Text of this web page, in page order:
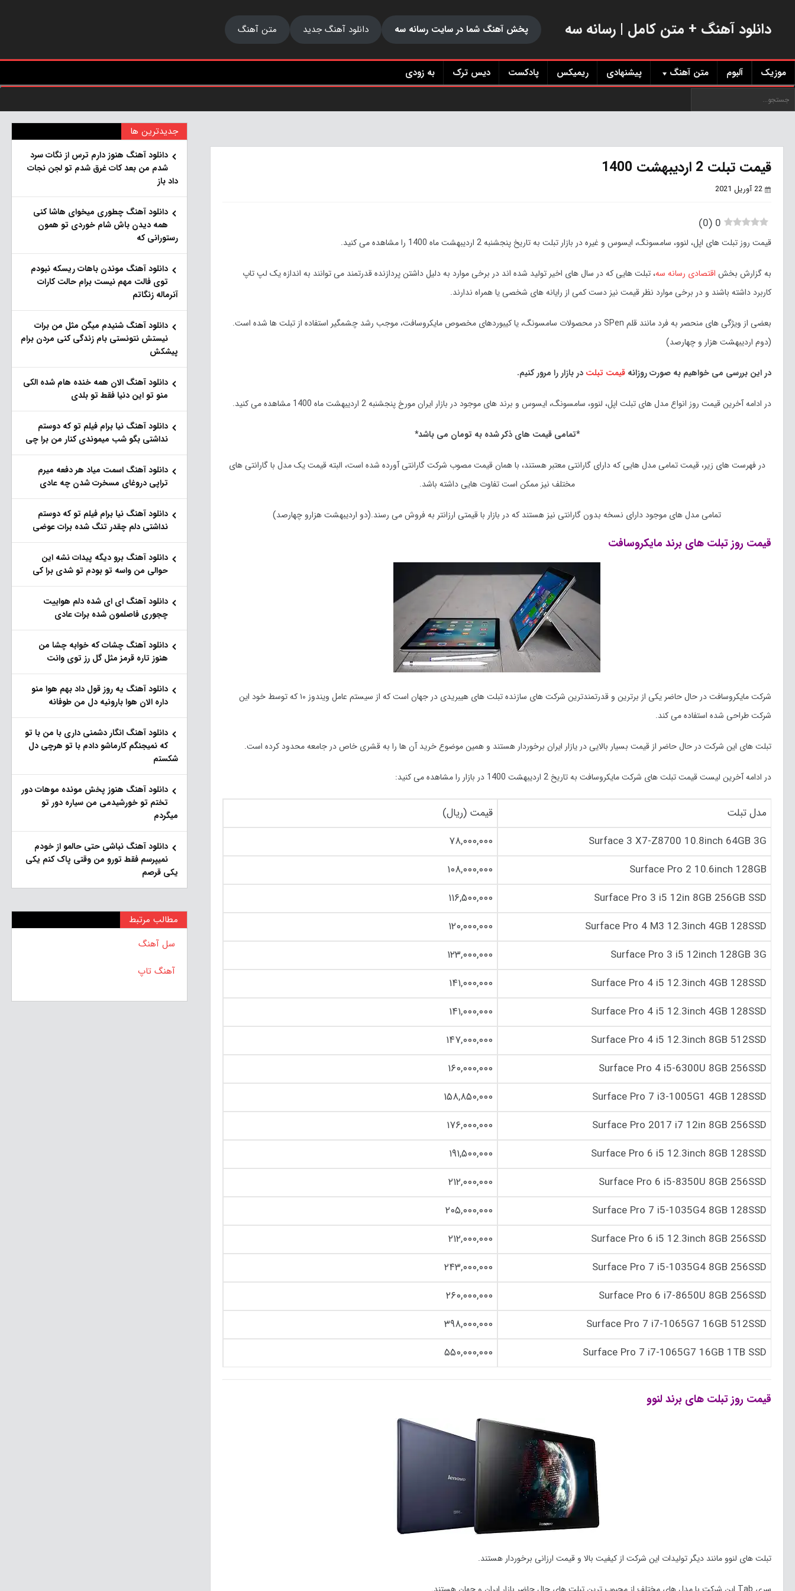
دانلود آهنگ + متن کامل | رسانه سه پخش آهنگ شما در سایت رسانه سه دانلود آهنگ جدید متن آهنگ
موزیک آلبوم متن آهنگ پیشنهادی ریمیکس پادکست دیس ترک به زودی
قیمت تبلت 2 اردیبهشت 1400
22 آوریل 2021
0
(
0
)
قیمت روز تبلت های اپل، لنوو، سامسونگ، ایسوس و غیره در بازار تبلت به تاریخ پنجشنبه 2 اردیبهشت ماه 1400 را مشاهده می کنید.
به گزارش بخش اقتصادی رسانه سه، تبلت هایی که در سال های اخیر تولید شده اند در برخی موارد به دلیل داشتن پردازنده قدرتمند می توانند به اندازه یک لپ تاپ
کاربرد داشته باشند و در برخی موارد نظر قیمت نیز دست کمی از رایانه های شخصی یا همراه ندارند.
بعضی از ویژگی های منحصر به فرد مانند قلم SPen در محصولات سامسونگ، یا کیبوردهای مخصوص مایکروسافت، موجب رشد چشمگیر استفاده از تبلت ها شده است.
(دوم اردیبهشتهزار و چهارصد)
در این بررسی می خواهیم به صورت روزانه قیمت تبلت در بازار را مرور کنیم.
در ادامه آخرین قیمت روز انواع مدل های تبلت اپل، لنوو، سامسونگ، ایسوس و برند های موجود در بازار ایران مورخپنجشنبه 2 اردیبهشت ماه 1400 مشاهده می کنید.
*تمامی قیمت های ذکر شده به تومان می باشد*
در فهرست های زیر، قیمت تمامی مدل هایی که دارای گارانتی معتبر هستند، با همان قیمت مصوب شرکت گارانتی آورده شده است، البته قیمت یک مدل با گارانتی های
مختلف نیز ممکن است تفاوت هایی داشته باشد.
تمامی مدل های موجود دارای نسخه بدون گارانتی نیز هستند که در بازار با قیمتی ارزانتر به فروش می رسند.(دو اردیبهشتهزارو چهارصد)
قیمت روز تبلت های برند مایکروسافت
شرکت مایکروسافت در حال حاضر یکی از برترین و قدرتمندترین شرکت های سازنده تبلت های هیبریدی در جهان است که از سیستم عامل ویندوز ۱۰ که توسط خود این
شرکت طراحی شده استفاده می کند.
تبلت های این شرکت در حال حاضر از قیمت بسیار بالایی در یازار ایران برخوردار هستند و همین موضوع خرید آن ها را به قشری خاص در جامعه محدود کرده است.
در ادامه آخرین لیست قیمت تبلت های شرکت مایکروسافت به تاریخ 2 اردیبهشت 1400 در بازار را مشاهده می کنید:
مدل تبلت
قیمت (ریال)
Surface 3 X7-Z8700 10.‎8inch 64GB 3G
۷۸,۰۰۰,۰۰۰
Surface Pro 2 10.‎6inch 128GB
۱۰۸,۰۰۰,۰۰۰
Surface Pro 3 i5 12in 8GB 256GB SSD
۱۱۶,۵۰۰,۰۰۰
Surface Pro 4 M3 12.‎3inch 4GB 128SSD
۱۲۰,۰۰۰,۰۰۰
Surface Pro 3 i5 12inch 128GB 3G
۱۲۳,۰۰۰,۰۰۰
Surface Pro 4 i5 12.‎3inch 4GB 128SSD
۱۴۱,۰۰۰,۰۰۰
Surface Pro 4 i5 12.‎3inch 4GB 128SSD
۱۴۱,۰۰۰,۰۰۰
Surface Pro 4 i5 12.‎3inch 8GB 512SSD
۱۴۷,۰۰۰,۰۰۰
Surface Pro 4 i5-6300U 8GB 256SSD
۱۶۰,۰۰۰,۰۰۰
Surface Pro 7 i3-1005G1 4GB 128SSD
۱۵۸,۸۵۰,۰۰۰
Surface Pro 2017 i7 12in 8GB 256SSD
۱۷۶,۰۰۰,۰۰۰
Surface Pro 6 i5 12.‎3inch 8GB 128SSD
۱۹۱,۵۰۰,۰۰۰
Surface Pro 6 i5-8350U 8GB 256SSD
۲۱۲,۰۰۰,۰۰۰
Surface Pro 7 i5-1035G4 8GB 128SSD
۲۰۵,۰۰۰,۰۰۰
Surface Pro 6 i5 12.‎3inch 8GB 256SSD
۲۱۲,۰۰۰,۰۰۰
Surface Pro 7 i5-1035G4 8GB 256SSD
۲۴۳,۰۰۰,۰۰۰
Surface Pro 6 i7-8650U 8GB 256SSD
۲۶۰,۰۰۰,۰۰۰
Surface Pro 7 i7-1065G7 16GB 512SSD
۳۹۸,۰۰۰,۰۰۰
Surface Pro 7 i7-1065G7 16GB 1TB SSD
۵۵۰,۰۰۰,۰۰۰
قیمت روز تبلت های برند لنوو
تبلت های لنوو مانند دیگر تولیدات این شرکت از کیفیت بالا و قیمت ارزانی برخوردار هستند.
جدیدترین ها
دانلود آهنگ هنو‌ز دارم ترس از نگات سرد
شدم من بعد کات غرق شدم تو لجن نجات
داد باز
دانلود آهنگ چطوری میخوای هاشا کنی
همه دیدن باش شام خوردی تو همون
رستورانی که
دانلود آهنگ موندن باهات ریسکه نبودم
توی فالت مهم نیست برام حالت کارات
آنرماله زنگاتم
دانلود آهنگ شنیدم میگن مثل من برات
نیستش نتونستی بام زندگی کنی مردن برام
پیشکش
دانلود آهنگ الان همه خنده هام شده الکی
منو تو این دنیا فقط تو بلدی
دانلود آهنگ نیا برام فیلم تو‌ که دوستم
نداشتی بگو شب میموندی کنار من برا چی
دانلود آهنگ اسمت میاد هر دفعه میرم
تراپی دروغای مسخرت شدن چه عادی
دانلود آهنگ نیا برام فیلم تو‌ که دوستم
نداشتی دلم چقدر تنگ شده برات عوضی
دانلود آهنگ برو دیگه پیدات نشه این
حوالی من واسه تو‌ بودم تو شدی برا کی
دانلود آهنگ ای ای شده دلم هواییت
چجوری فاصلمون شده برات عادی
دانلود آهنگ چشات که خوابه چشا من
هنوز تاره قرمز مثل گل رز توی وانت
دانلود آهنگ یه روز قول داد بهم هوا منو
داره الان هوا بارونیه دل من طوفانه
دانلود آهنگ انگار دشمنی داری با من با تو
که نمیجنگم کارماشو دادم با تو هرچی دل
شکستم
دانلود آهنگ هنوز پخش مونده موهات دور
تختم تو خورشیدمی من سیاره دور تو
میگردم
دانلود آهنگ نباشی حتی حالمو از خودم
نمیپرسم فقط تورو من وقتی پاک کنم یکی
یکی قرصم
مطالب مرتبط
سل آهنگ
آهنگ تاپ